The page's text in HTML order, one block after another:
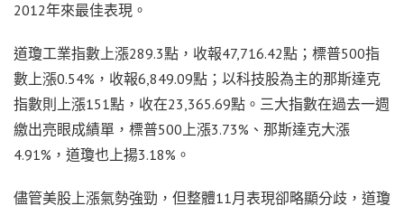
2012年來最佳表現。
道瓊工業指數上漲289.3點，收報47,716.42點；標普500指
數上漲0.54%，收報6,849.09點；以科技股為主的那斯達克
指數則上漲151點，收在23,365.69點。三大指數在過去一週
繳出亮眼成績單，標普500上漲3.73%、那斯達克大漲
4.91%，道瓊也上揚3.18%。
儘管美股上漲氣勢強勁，但整體11月表現卻略顯分歧，道瓊